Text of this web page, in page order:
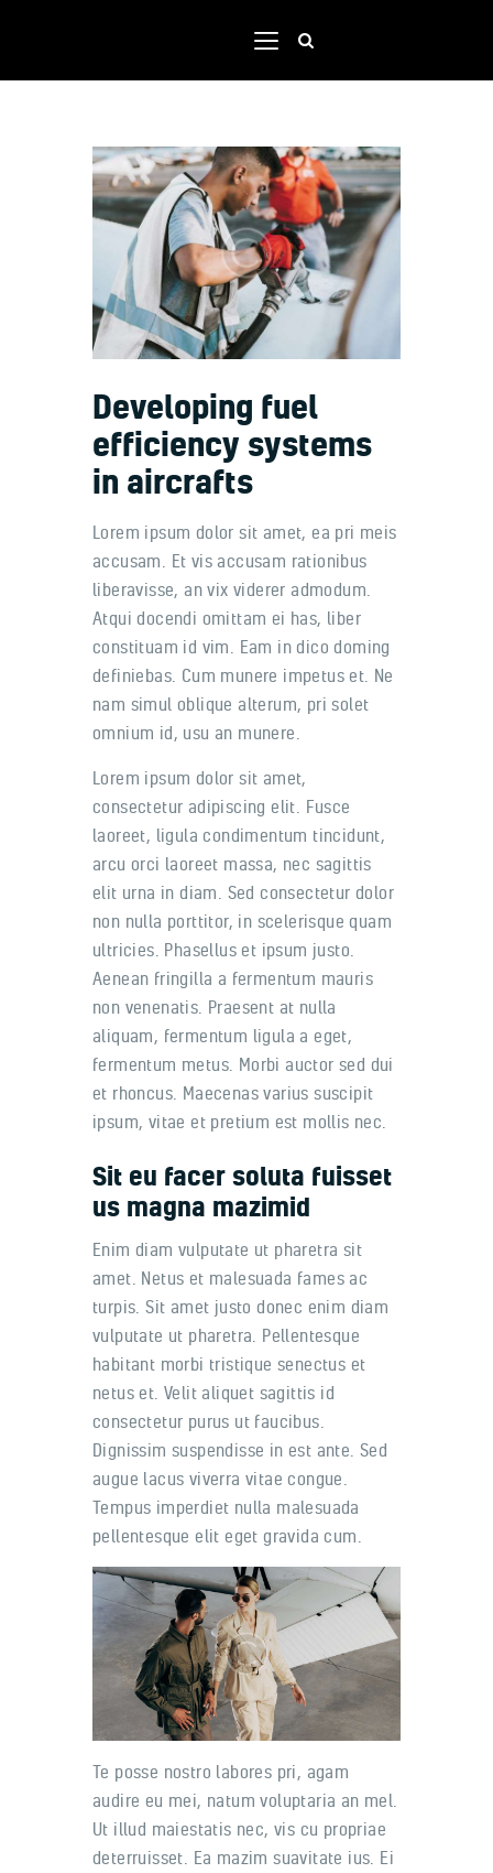
Home
Shop
Our team
Contacts
Portal
Developing fuel
efficiency systems
in aircrafts
Lorem ipsum dolor sit amet, ea pri meis
accusam. Et vis accusam rationibus
liberavisse, an vix viderer admodum.
Atqui docendi omittam ei has, liber
constituam id vim. Eam in dico doming
definiebas. Cum munere impetus et. Ne
nam simul oblique alterum, pri solet
omnium id, usu an munere.
Lorem ipsum dolor sit amet,
consectetur adipiscing elit. Fusce
laoreet, ligula condimentum tincidunt,
arcu orci laoreet massa, nec sagittis
elit urna in diam. Sed consectetur dolor
non nulla porttitor, in scelerisque quam
ultricies. Phasellus et ipsum justo.
Aenean fringilla a fermentum mauris
non venenatis. Praesent at nulla
aliquam, fermentum ligula a eget,
fermentum metus. Morbi auctor sed dui
et rhoncus. Maecenas varius suscipit
ipsum, vitae et pretium est mollis nec.
Sit eu facer soluta fuisset
us magna mazimid
Enim diam vulputate ut pharetra sit
amet. Netus et malesuada fames ac
turpis. Sit amet justo donec enim diam
vulputate ut pharetra. Pellentesque
habitant morbi tristique senectus et
netus et. Velit aliquet sagittis id
consectetur purus ut faucibus.
Dignissim suspendisse in est ante. Sed
augue lacus viverra vitae congue.
Tempus imperdiet nulla malesuada
pellentesque elit eget gravida cum.
Te posse nostro labores pri, agam
audire eu mei, natum voluptaria an mel.
Ut illud maiestatis nec, vis cu propriae
deterruisset. Ea mazim suavitate ius. Ei